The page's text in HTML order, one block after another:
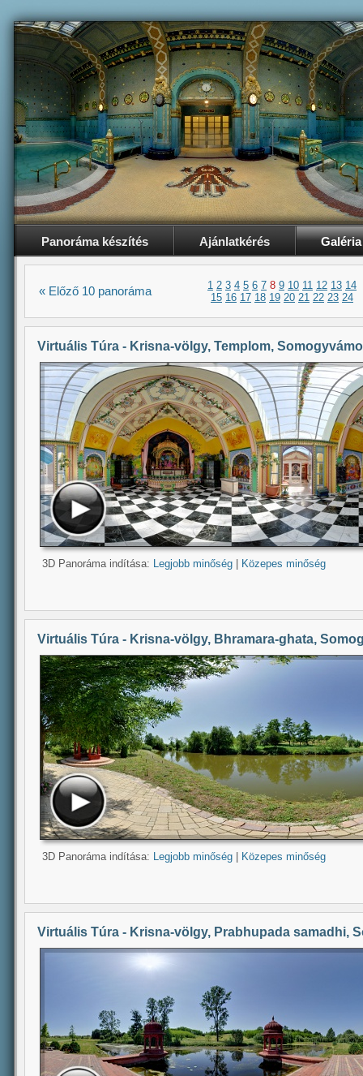
Panoráma készítés Ajánlatkérés Galéria
« Előző 10 panoráma 1 2 3 4 5 6 7 8 9 10 11 12 13 14
15 16 17 18 19 20 21 22 23 24
Virtuális Túra - Krisna-völgy, Templom,
3D Panoráma indítása: Legjobb minőség Közepes minőség
Virtuális Túra - Krisna-völgy, Bhramara-ghata,
3D Panoráma indítása: Legjobb minőség Közepes minőség
Virtuális Túra - Krisna-völgy, Prabhupada samadhi,